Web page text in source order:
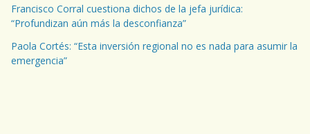
Francisco Corral cuestiona dichos de la jefa jurídica:
“Profundizan aún más la desconfianza”
Paola Cortés: “Esta inversión regional no es nada para asumir la
emergencia”